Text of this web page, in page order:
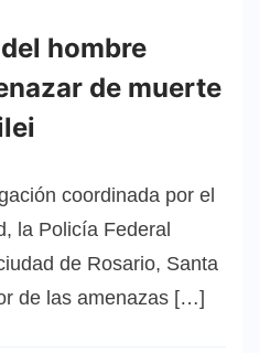
hombre
de muerte
coordinada por el
la Policía Federal
de Rosario, Santa
de las amenazas […]